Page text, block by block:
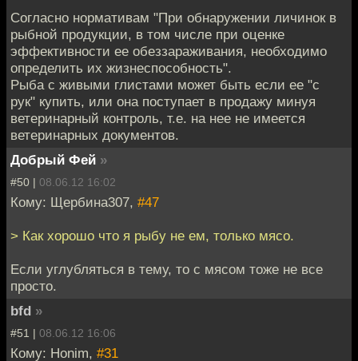
Согласно нормативам "При обнаружении личинок в
рыбной продукции, в том числе при оценке
эффективности ее обеззараживания, необходимо
определить их жизнеспособность".
Рыба с живыми глистами может быть если ее "с
рук" купить, или она поступает в продажу минуя
ветеринарный контроль, т.е. на нее не имеется
ветеринарных документов.
Добрый Фей »
#50 | 08.06.12 16:02
Кому: Щербина307, #47
> Как хорошо что я рыбу не ем, только мясо.
Если углубляться в тему, то с мясом тоже не все
просто.
bfd »
#51 | 08.06.12 16:06
Кому: Honim, #31